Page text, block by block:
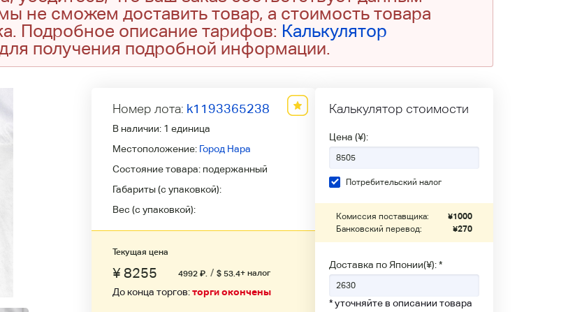
не сможем доставить товар, а стоимость товара
Подробное описание тарифов: Калькулятор
получения подробной информации.
Номер лота: k1193365238
В наличии: 1 единица
Местоположение: Город Нара
Состояние товара: подержанный
Габариты (с упаковкой):
Вес (с упаковкой):
Текущая цена
¥ 8255 4992 ₽. / $ 53.4+ налог
До конца торгов:торги окончены
Калькулятор стоимости
Цена (¥):
Потребительский налог
Комиссия поставщика: ¥1000
Банковский перевод:
¥270
Доставка по Японии(¥): *
* уточняйте в описании товара